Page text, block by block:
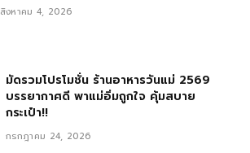
สิงหาคม 4, 2026
มัดรวมโปรโมชั่น ร้านอาหารวันแม่ 2569
บรรยากาศดี พาแม่อิ่มถูกใจ คุ้มสบาย
กระเป๋า!!
กรกฎาคม 24, 2026